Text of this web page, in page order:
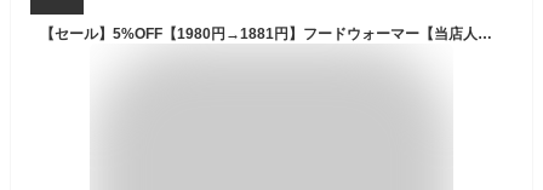
【セール】5%OFF【1980円→1881円】フードウォーマー【当店人気No.2アイテム！】バラクラバ フード付きネックウォーマー ふわふわ 厚手 防寒 秋冬 冬用 暖かい フリース ボア 耳当て フェイスカバー マフラー スヌード スノーボード スノボ スキー アウトドア キャンプ